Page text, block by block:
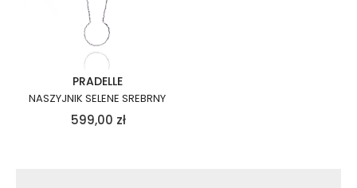
PRADELLE
NASZYJNIK SELENE SREBRNY
599,00 zł